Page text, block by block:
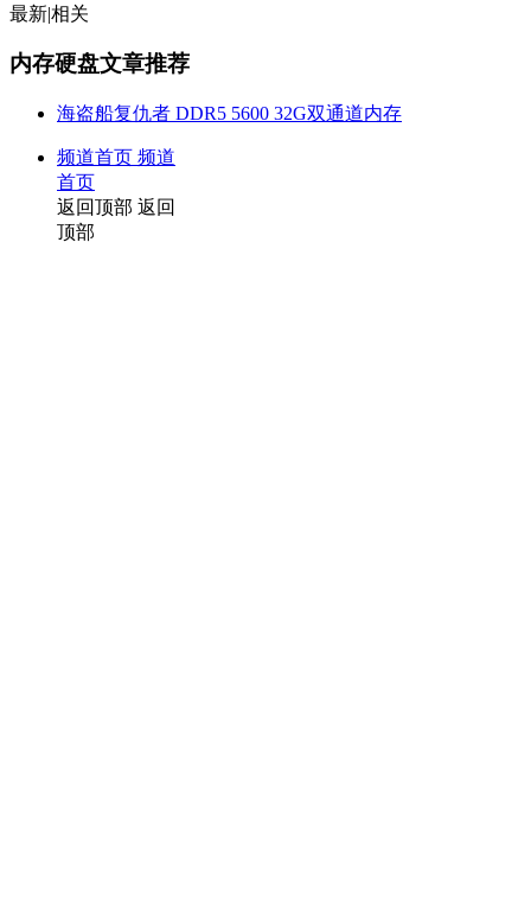
最新|相关
内存硬盘文章推荐
海盗船复仇者 DDR5 5600 32G双通道内存
频道首页 频道
首页
返回顶部 返回
顶部